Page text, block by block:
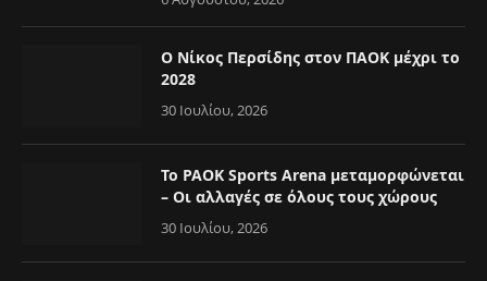
Ο Νίκος Περσίδης στον ΠΑΟΚ μέχρι το
2028
30 Ιουλίου, 2026
Το PAOK Sports Arena μεταμορφώνεται
– Οι αλλαγές σε όλους τους χώρους
30 Ιουλίου, 2026